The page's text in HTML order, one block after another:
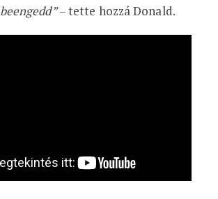
– tette hozzá Donald.